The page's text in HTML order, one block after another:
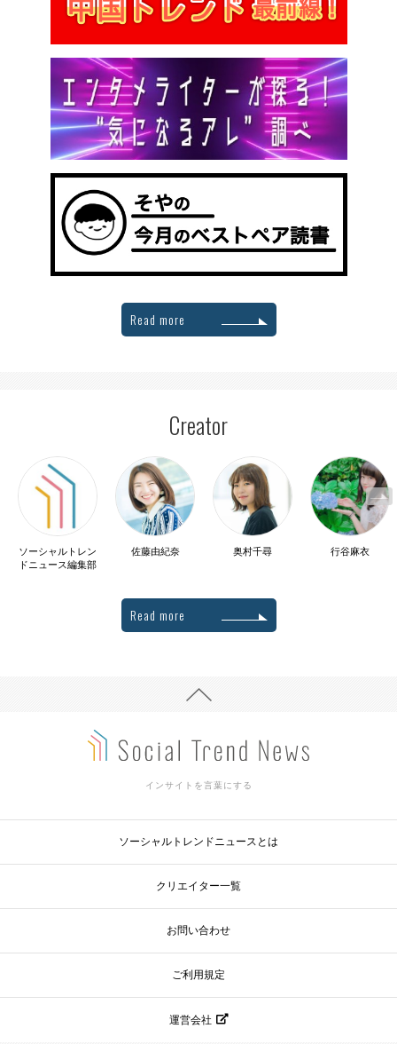
Read more
Creator
ソーシャルトレン
ドニュース編集部
佐藤由紀奈 奥村千尋 行谷麻衣
Read more
インサイトを言葉にする
ソーシャルトレンドニュースとは
クリエイター一覧
お問い合わせ
ご利用規定
運営会社